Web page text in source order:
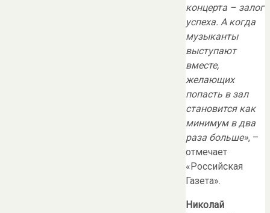
концерта – залог
успеха. А когда
музыканты
выступают
вместе,
желающих
попасть в зал
становится как
минимум в два
раза больше», –
отмечает
«Российская
Газета».
Николай